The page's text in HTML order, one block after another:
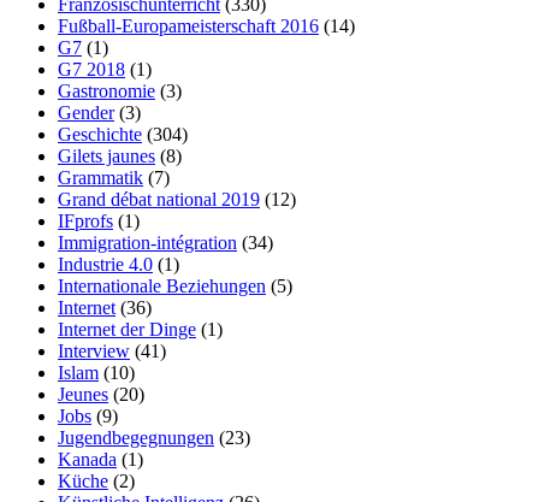
Französischunterricht(330)
Fußball-Europameisterschaft 2016 (14)
G7 (1)
G7 2018 (1)
Gastronomie (3)
Gender(3)
Geschichte (304)
Gilets jaunes (8)
Grammatik (7)
Grand débat national 2019 (12)
IFprofs (1)
Immigration-intégration (34)
Industrie 4.0 (1)
Internationale Beziehungen (5)
Internet(36)
Internet der Dinge (1)
Interview (41)
Islam (10)
Jeunes (20)
Jobs (9)
Jugendbegegnungen (23)
Kanada (1)
Küche (2)